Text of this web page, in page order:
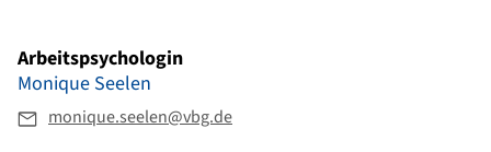
Arbeitspsychologin
Monique Seelen
monique.seelen@vbg.de